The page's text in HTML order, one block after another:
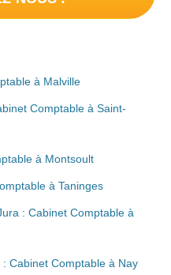
à Malville
Comptable à Saint-
à Montsoult
à Taninges
: Cabinet Comptable à
Cabinet Comptable à Nay